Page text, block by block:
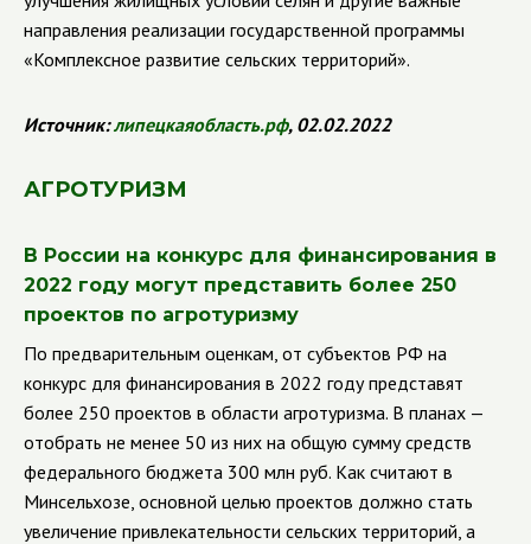
направления реализации государственной программы
«Комплексное развитие сельских территорий».
Источник:липецкаяобласть.рф, 02.02.2022
АГРОТУРИЗМ
В России на конкурс для финансирования в
2022 году могут представить более 250
проектов по агротуризму
По предварительным оценкам, от субъектов РФ на
конкурс для финансирования в 2022 году представят
более 250 проектов в области агротуризма. В планах —
отобрать не менее 50 из них на общую сумму средств
федерального бюджета 300 млн руб. Как считают в
Минсельхозе, основной целью проектов должно стать
увеличение привлекательности сельских территорий, а